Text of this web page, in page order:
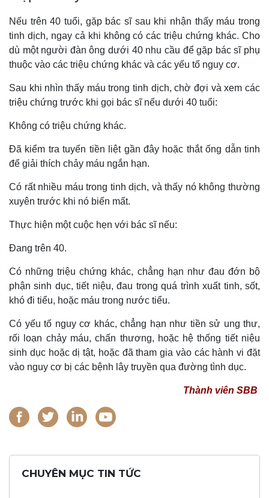
Nếu trên 40 tuổi, gặp bác sĩ sau khi nhận thấy máu trong
tinh dịch, ngay cả khi không có các triệu chứng khác. Cho
dù một người đàn ông dưới 40 nhu cầu để gặp bác sĩ phụ
thuộc vào các triệu chứng khác và các yếu tố nguy cơ.
Sau khi nhìn thấy máu trong tinh dịch, chờ đợi và xem các
triệu chứng trước khi gọi bác sĩ nếu dưới 40 tuổi:
Không có triệu chứng khác.
Đã kiểm tra tuyến tiền liệt gần đây hoặc thắt ống dẫn tinh
để giải thích chảy máu ngắn hạn.
Có rất nhiều máu trong tinh dịch, và thấy nó không thường
xuyên trước khi nó biến mất.
Thực hiện một cuộc hẹn với bác sĩ nếu:
Đang trên 40.
Có những triệu chứng khác, chẳng hạn như đau đớn bộ
phận sinh dục, tiết niệu, đau trong quá trình xuất tinh, sốt,
khó đi tiểu, hoặc máu trong nước tiểu.
Có yếu tố nguy cơ khác, chẳng hạn như tiền sử ung thư,
rối loạn chảy máu, chấn thương, hoặc hệ thống tiết niệu
sinh dục hoặc dị tật, hoặc đã tham gia vào các hành vi đặt
vào nguy cơ bị các bệnh lây truyền qua đường tình dục.
Thành viên SBB
CHUYÊN MỤC TIN TỨC